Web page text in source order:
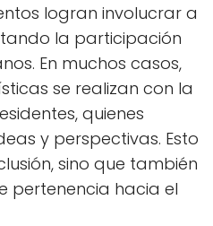
logran involucrar a
la participación
En muchos casos,
se realizan con la
quienes
y perspectivas. Esto
sino que también
pertenencia hacia el